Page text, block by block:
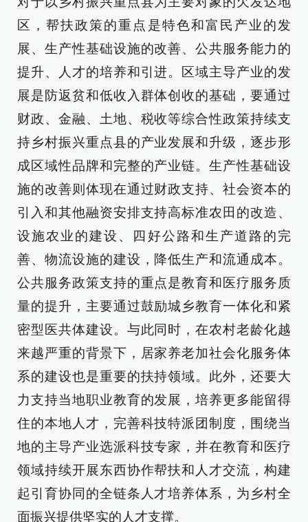
区，帮扶政策的重点是特色和富民产业的发
展、生产性基础设施的改善、公共服务能力的
提升、人才的培养和引进。区域主导产业的发
展是防返贫和低收入群体创收的基础，要通过
财政、金融、土地、税收等综合性政策持续支
持乡村振兴重点县的产业发展和升级，逐步形
成区域性品牌和完整的产业链。生产性基础设
施的改善则体现在通过财政支持、社会资本的
引入和其他融资安排支持高标准农田的改造、
设施农业的建设、四好公路和生产道路的完
善、物流设施的建设，降低生产和流通成本。
公共服务政策支持的重点是教育和医疗服务质
量的提升，主要通过鼓励城乡教育一体化和紧
密型医共体建设。与此同时，在农村老龄化越
来越严重的背景下，居家养老加社会化服务体
系的建设也是重要的扶持领域。此外，还要大
力支持当地职业教育的发展，培养更多能留得
住的本地人才，完善科技特派团制度，围绕当
地的主导产业选派科技专家，并在教育和医疗
领域持续开展东西协作帮扶和人才交流，构建
起引育协同的全链条人才培养体系，为乡村全
面振兴提供坚实的人才支撑。